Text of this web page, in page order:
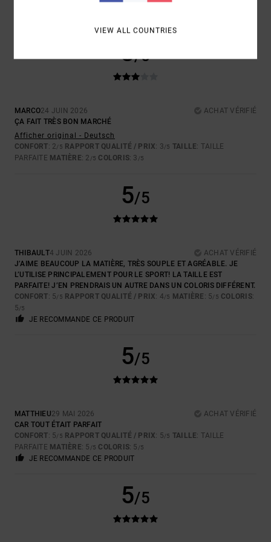
COLORIS
3/5
MARCO24 JUIN 2026
ACHAT VÉRIFIÉ
ÇA FAIT TRÈS BON MARCHÉ
Afficher original - Deutsch
CONFORT: 2/5 RAPPORT QUALITÉ / PRIX: 3/5 TAILLE: TAILLE
PARFAITE MATIÈRE: 2 /5 COLORIS: 3 /5
5/5
THIBAULT4 JUIN 2026
ACHAT VÉRIFIÉ
J’AIME BEAUCOUP LA MATIÈRE, TRÈS SOUPLE ET AGRÉABLE. JE
L’UTILISE PRINCIPALEMENT POUR LE SPORT! LA TAILLE EST
PARFAITE! J’EN PRENDRAIS UN AUTRE DANS UN COLORIS DIFFÉRENT.
CONFORT: 5/5 RAPPORT QUALITÉ / PRIX: 4/5 MATIÈRE : 5/5 COLORIS:
5/5
JE RECOMMANDE CE PRODUIT
5/5
MATTHIEU29 MAI 2026
ACHAT VÉRIFIÉ
CAR TOUT ÉTAIT PARFAIT
CONFORT: 5/5 RAPPORT QUALITÉ / PRIX: 5/5 TAILLE: TAILLE
PARFAITE MATIÈRE: 5 /5 COLORIS: 5 /5
JE RECOMMANDE CE PRODUIT
5/5
VIEW ALL COUNTRIES